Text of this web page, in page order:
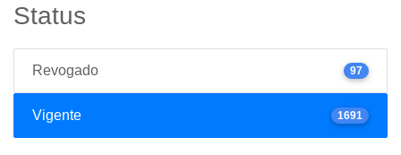
Status
Revogado 97
Vigente 1691